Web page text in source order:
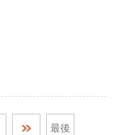
最後